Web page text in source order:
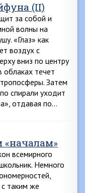
(II)
за собой и
волны на
«Глаз» как
воздух с
вниз по центру
облаках течет
Затем
спирали уходит
отдавая по…
«началам»
всемирного
Немного
таким же